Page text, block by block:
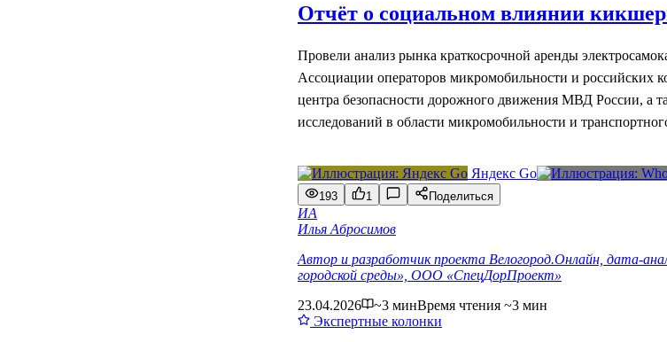
Отчёт о социальном влиянии
Провели анализ рынка краткосрочной аренды
Ассоциации операторов микромобильности и российских
центра безопасности дорожного движения МВД России, а
исследований в области микромобильности и
Яндекс Go
193
1 Поделиться
ИА
Илья Абросимов
Автор и разработчик проекта Велогород.Онлайн, дата-
городской среды», ООО «СпецДорПроект»
23.04.2026
~3 минВремя чтения ~3 мин
Экспертные колонки